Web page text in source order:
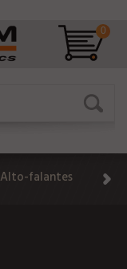
0
Alto-falantes